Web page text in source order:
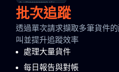
批次追蹤
透過單次請求擷取多筆貨件
叫並提升追蹤效率
處理大量貨件
每日報告與對帳